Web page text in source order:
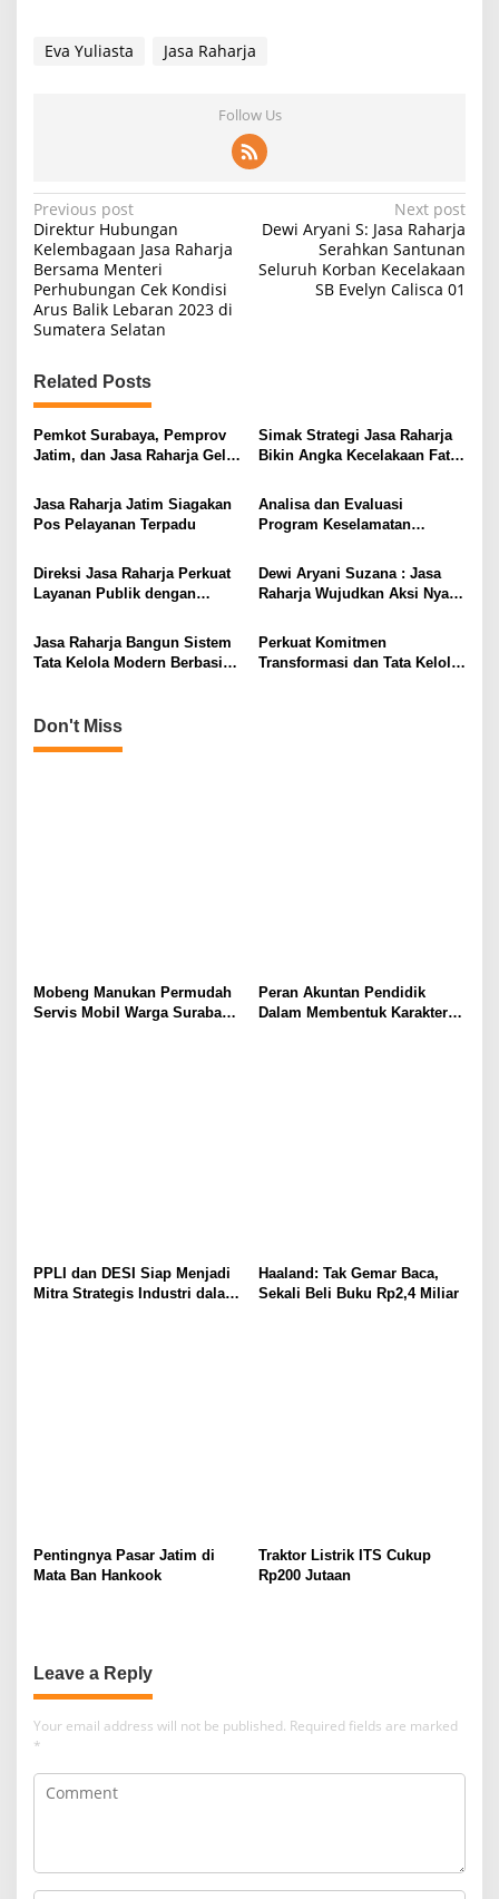
Eva Yuliasta Jasa Raharja
Follow Us
P
o
s
t
n
a
v
i
g
a
t
i
o
Previous post
Direktur Hubungan
Kelembagaan Jasa Raharja
Bersama Menteri
Perhubungan Cek Kondisi
Arus Balik Lebaran 2023 di
Sumatera Selatan
Next post
Dewi Aryani S: Jasa Raharja
Serahkan Santunan
Seluruh Korban Kecelakaan
SB Evelyn Calisca 01
Related Posts
Pemkot Surabaya, Pemprov
Jatim, dan Jasa Raharja Gelar
Kendaraan
Simak Strategi Jasa Raharja
Bikin Angka Kecelakaan Fatal
Jasa Raharja Jatim Siagakan
Pos Pelayanan Terpadu
Analisa dan Evaluasi
Program Keselamatan
Direksi Jasa Raharja Perkuat
Layanan Publik dengan
Pembayaran Keuangan
Dewi Aryani Suzana : Jasa
Raharja Wujudkan Aksi Nyata
Keselamatan di NTB melalui
Program BETA
Jasa Raharja Bangun Sistem
Tata Kelola Modern Berbasis
Perkuat Komitmen
Transformasi dan Tata Kelola
Don't Miss
Mobeng Manukan Permudah
Servis Mobil Warga Surabaya
Peran Akuntan Pendidik
Dalam Membentuk Karakter
PPLI dan DESI Siap Menjadi
Mitra Strategis Industri dalam
Haaland: Tak Gemar Baca,
Sekali Beli Buku Rp2,4 Miliar
Pentingnya Pasar Jatim di
Mata Ban Hankook
Traktor Listrik ITS Cukup
Rp200 Jutaan
Leave a Reply
Your email address will not be published. Required fields are marked
*